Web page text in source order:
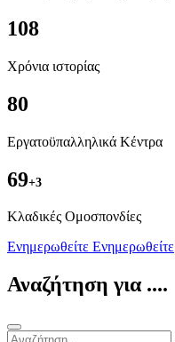
108
Χρόνια ιστορίας
80
Εργατοϋπαλληλικά Κέντρα
69+3
Kλαδικές Ομοσπονδίες
Ενημερωθείτε Ενημερωθείτε
Αναζήτηση για ....